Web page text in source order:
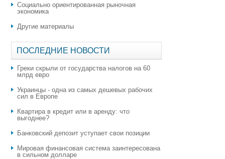
Социально ориентированная рыночная
экономика
Другие материалы
ПОСЛЕДНИЕ НОВОСТИ
Греки скрыли от государства налогов на 60
млрд евро
Украинцы - одна из самых дешевых рабочих
сил в Европе
Квартира в кредит или в аренду: что
выгоднее?
​Банковский депозит уступает свои позиции
Мировая финансовая система заинтересована
в сильном долларе